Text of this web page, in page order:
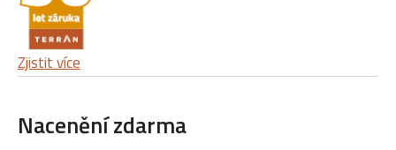
Zjistit více
Nacenění zdarma